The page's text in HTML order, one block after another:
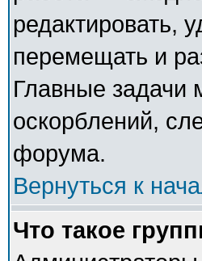
редактировать,
перемещать и
Главные задачи
оскорблений,
форума.
Вернуться к
Что такое